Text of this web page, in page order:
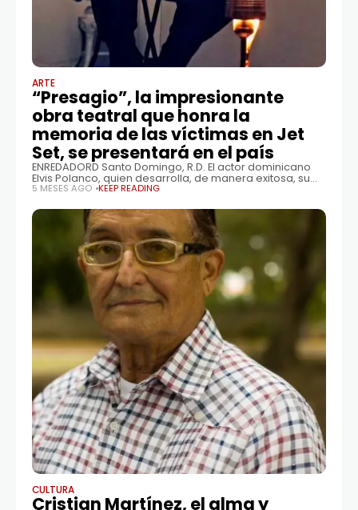
ARTE
“Presagio”, la impresionante
obra teatral que honra la
memoria de las víctimas en Jet
Set, se presentará en el país
ENREDADORD Santo Domingo, R.D. El actor dominicano
Elvis Polanco, quien desarrolla, de manera exitosa, su
carrera artística en Chile presentará en el país, del 8 al
5 MESES AGO KEEP READING
CULTURA
Cristian Martínez, el alma y